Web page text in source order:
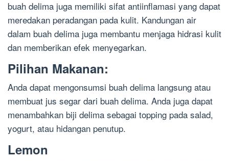
buah delima juga memiliki sifat antiinflamasi yang dapat
meredakan peradangan pada kulit. Kandungan air
dalam buah delima juga membantu menjaga hidrasi kulit
dan memberikan efek menyegarkan.
Pilihan Makanan:
Anda dapat mengonsumsi buah delima langsung atau
membuat jus segar dari buah delima. Anda juga dapat
menambahkan biji delima sebagai topping pada salad,
yogurt, atau hidangan penutup.
Lemon